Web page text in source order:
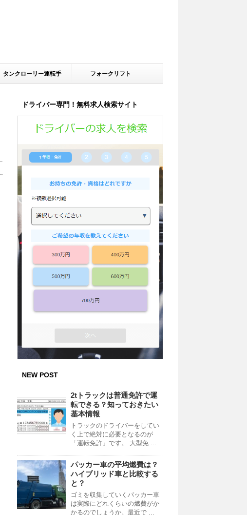
タンクローリー運転手 フォークリフト
ドライバー専門！無料求人検索サイト
NEW POST
2tトラックは普通免許で運
転できる？知っておきたい
基本情報
トラックのドライバーをしてい
く上で絶対に必要となるのが
「運転免許」です。 大型免 ...
パッカー車の平均燃費は？
ハイブリッド車と比較する
と？
ゴミを収集していくパッカー車
は実際にどれくらいの燃費がか
かるのでしょうか。最近で ...